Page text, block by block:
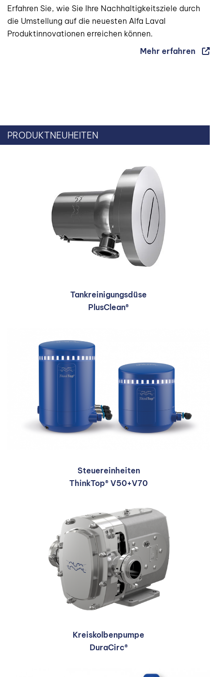
Erfahren Sie, wie Sie Ihre Nachhaltigkeitsziele durch
die Umstellung auf die neuesten Alfa Laval
Produktinnovationen erreichen können.
Mehr erfahren
PRODUKTNEUHEITEN
Tankreinigungsdüse
PlusClean®
Steuereinheiten
ThinkTop® V50+V70
Kreiskolbenpumpe
DuraCirc®